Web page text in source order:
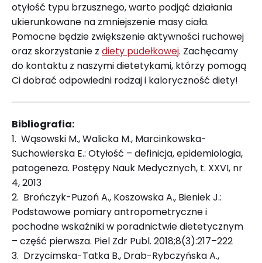
otyłość typu brzusznego, warto podjąć działania
ukierunkowane na zmniejszenie masy ciała.
Pomocne będzie zwiększenie aktywności ruchowej
oraz skorzystanie z diety pudełkowej. Zachęcamy
do kontaktu z naszymi dietetykami, którzy pomogą
Ci dobrać odpowiedni rodzaj i kaloryczność diety!
Bibliografia:
1. Wąsowski M., Walicka M., Marcinkowska-
Suchowierska E.: Otyłość – definicja, epidemiologia,
patogeneza. Postępy Nauk Medycznych, t. XXVI, nr
4, 2013
2. Brończyk-Puzoń A., Koszowska A., Bieniek J.:
Podstawowe pomiary antropometryczne i
pochodne wskaźniki w poradnictwie dietetycznym
– część pierwsza. Piel Zdr Publ. 2018;8(3):217–222
3. Drzycimska-Tatka B., Drab-Rybczyńska A.,